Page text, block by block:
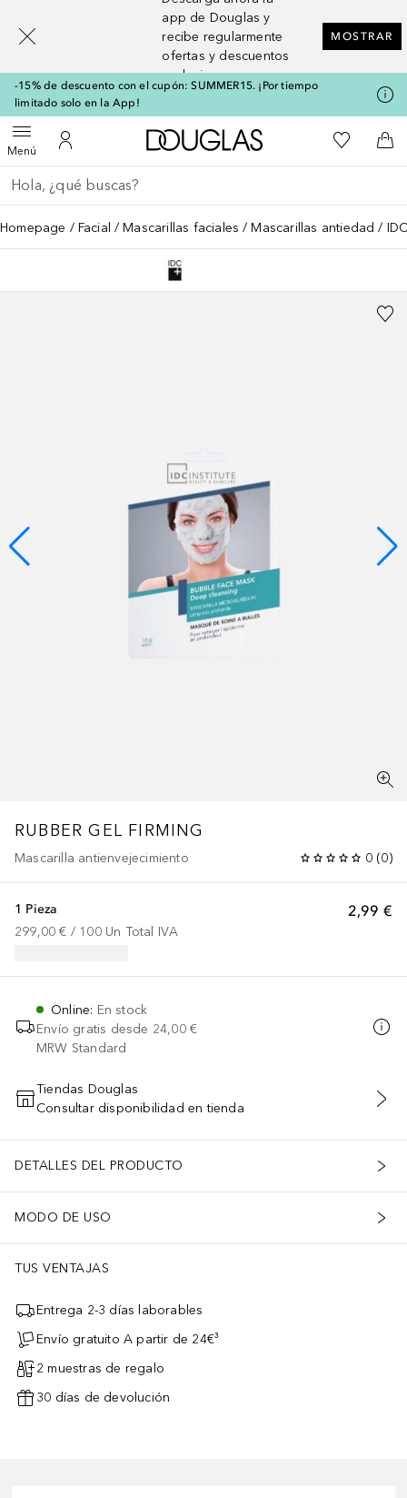
app de Douglas y
recibe regularmente
ofertas y descuentos
exclusivos
MOSTRAR
-15% de descuento con el cupón: SUMMER15. ¡Por tiempo
limitado solo en la App!
MenúAbrir menúMi cuenta
A Douglas HomeMi lista de
A
Regresar
Ejecutar búsqueda
Homepage Facial Mascarillas faciales Mascarillas antiedad
RUBBER GEL FIRMING
Mascarilla antienvejecimiento 0 (0)
2,99 €
1 Pieza
299,00 € / 100 Un Total IVA
Online: En stock
Envío gratis desde 24,00 €
MRW Standard
AÑADIR AL CARRITO
Tiendas Douglas
Consultar disponibilidad en tienda
DETALLES DEL PRODUCTO
MODO DE USO
TUS VENTAJAS
Entrega 2-3 días laborables
Envío gratuito A partir de 24€³
2 muestras de regalo
30 días de devolución
[navigation.slideout.screenreader]